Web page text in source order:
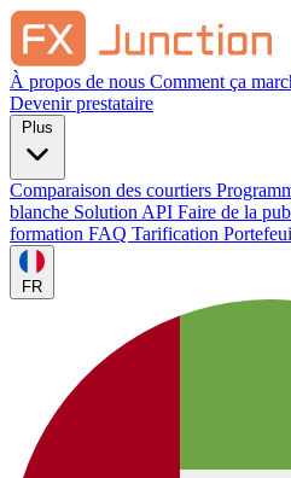
À propos de nous Comment ça
Devenir prestataire
Comparaison des courtiers
blanche Solution API Faire de la
formation FAQ Tarification
FR